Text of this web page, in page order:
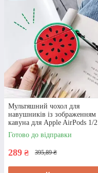
Мультяшний чохол для
навушників із зображенням
кавуна для Apple AirPods 1/2
Готово до відправки
289 ₴ 395,89 ₴